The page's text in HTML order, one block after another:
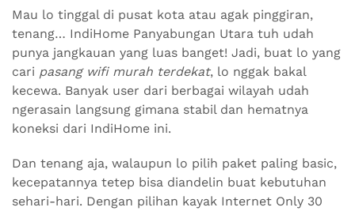
Mau lo tinggal di pusat kota atau agak pinggiran,
tenang… IndiHome Panyabungan Utara tuh udah
punya jangkauan yang luas banget! Jadi, buat lo yang
cari pasang wifi murah terdekat, lo nggak bakal
kecewa. Banyak user dari berbagai wilayah udah
ngerasain langsung gimana stabil dan hematnya
koneksi dari IndiHome ini.
Dan tenang aja, walaupun lo pilih paket paling basic,
kecepatannya tetep bisa diandelin buat kebutuhan
sehari-hari. Dengan pilihan kayak Internet Only 30